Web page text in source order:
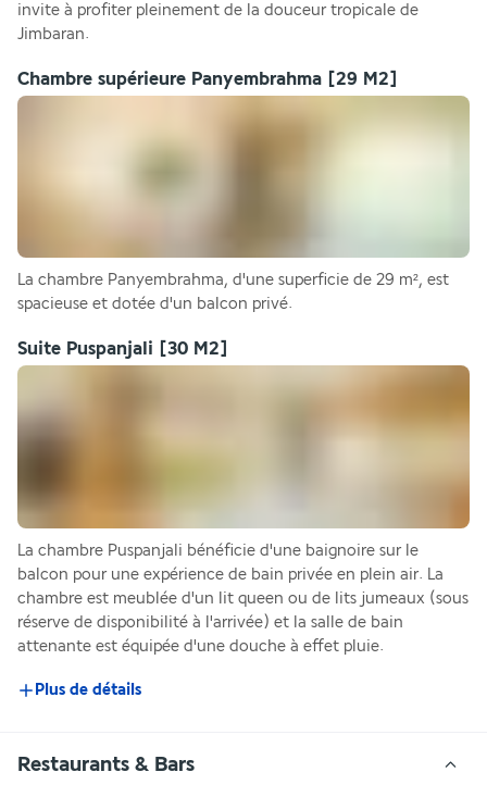
invite à profiter pleinement de la douceur tropicale de
Jimbaran.
Chambre supérieure Panyembrahma [29 M2]
La chambre Panyembrahma, d'une superficie de 29 m², est
spacieuse et dotée d'un balcon privé.
Suite Puspanjali [30 M2]
La chambre Puspanjali bénéficie d'une baignoire sur le
balcon pour une expérience de bain privée en plein air. La
chambre est meublée d'un lit queen ou de lits jumeaux (sous
réserve de disponibilité à l'arrivée) et la salle de bain
attenante est équipée d'une douche à effet pluie.
Plus de détails
Restaurants & Bars